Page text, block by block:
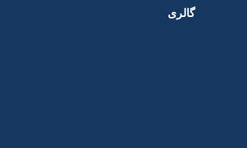
گالری